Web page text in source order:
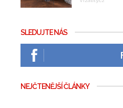
SLEDUJTE NÁS
NEJČTENĚJŠÍ ČLÁNKY